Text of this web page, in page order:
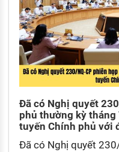
Đã có Nghị quyết
phủ thường kỳ
tuyến Chính phủ với
Đã có Nghị quyết